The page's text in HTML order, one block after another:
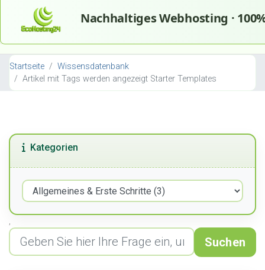
Startseite
Wissensdatenbank
Artikel mit Tags werden angezeigt Starter Templates
Kategorien
Suchen